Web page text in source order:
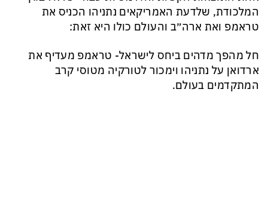
המלכודת, שלדעת האמריקאים נתניהו הכניס את
טראמפ ואת ארה״ב והעולם כולו היא זאת:
חל מהפך מדהים ביחס לישראל- טראמפ מעדיף את
ארדואן על נתניהו וימכור לטורקיה מטוסי קרב
המתקדמים בעולם.